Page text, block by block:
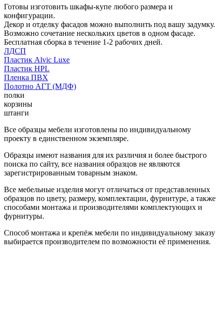
Готовы изготовить шкафы-купе любого размера и
конфигурации.
Декор и отделку фасадов можно выполнить под вашу задумку.
Возможно сочетание нескольких цветов в одном фасаде.
Бесплатная сборка в течение 1-2 рабочих дней.
ЛДСП
Пластик Alvic Luxe
Пластик HPL
Пленка ПВХ
Полотно АГТ (МДФ)
полки
корзины
штанги
Все образцы мебели изготовлены по индивидуальному
проекту в единственном экземпляре.
Образцы имеют названия для их различия и более быстрого
поиска по сайту, все названия образцов не являются
зарегистрированным товарным знаком.
Все мебельные изделия могут отличаться от представленных
образцов по цвету, размеру, комплектации, фурнитуре, а также
способами монтажа и производителями комплектующих и
фурнитуры.
Способ монтажа и крепёж мебели по индивидуальному заказу
выбирается производителем по возможности её применения.